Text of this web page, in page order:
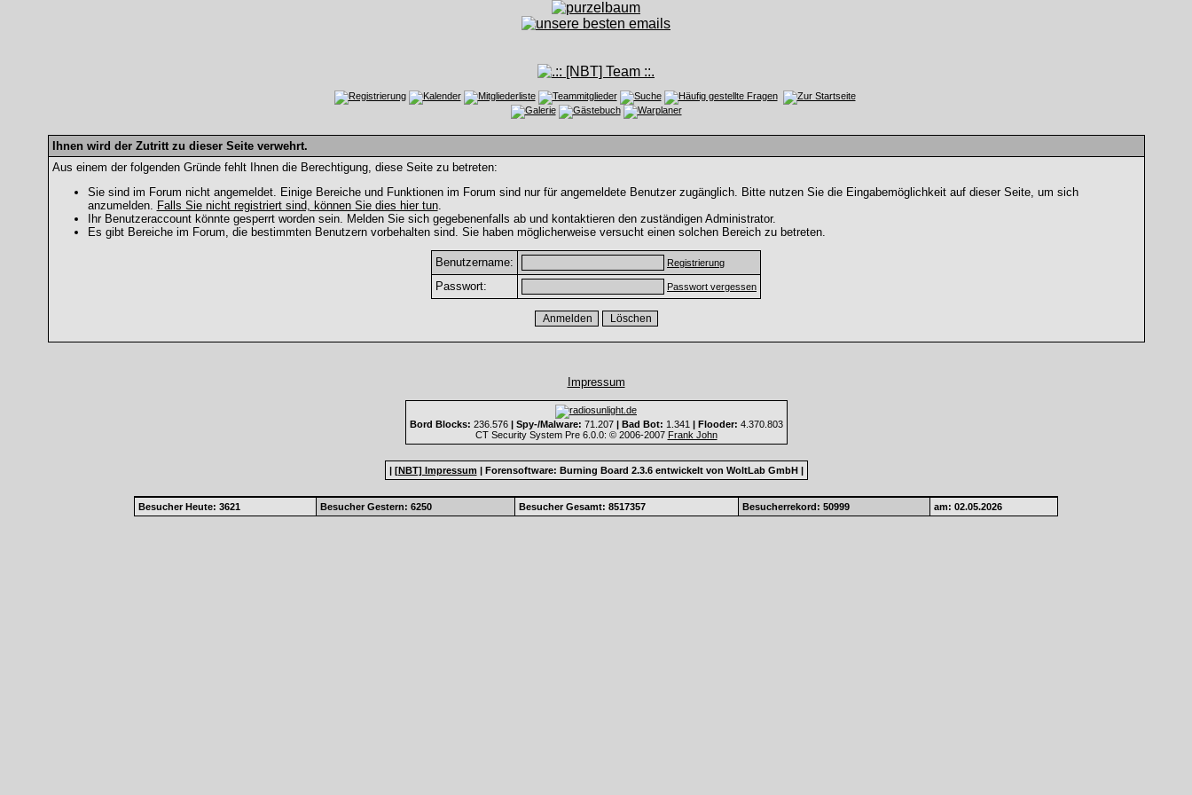
Ihnen wird der Zutritt zu dieser Seite verwehrt.
Aus einem der folgenden Gründe fehlt Ihnen die Berechtigung, diese Seite zu betreten:
Sie sind im Forum nicht angemeldet. Einige Bereiche und Funktionen im Forum sind nur für angemeldete Benutzer zugänglich. Bitte nutzen Sie die Eingabemöglichkeit auf dieser Seite, um sich
anzumelden. Falls Sie nicht registriert sind, können Sie dies hier tun.
Ihr Benutzeraccount könnte gesperrt worden sein. Melden Sie sich gegebenenfalls ab und kontaktieren den zuständigen Administrator.
Es gibt Bereiche im Forum, die bestimmten Benutzern vorbehalten sind. Sie haben möglicherweise versucht einen solchen Bereich zu betreten.
Benutzername: Registrierung
Passwort: Passwort vergessen
Impressum
Bord Blocks: 236.576 | Spy-/Malware: 71.207 | Bad Bot: 1.341 | Flooder: 4.370.803
CT Security System Pre 6.0.0: © 2006-2007 Frank John
| [NBT] Impressum | Forensoftware: Burning Board 2.3.6entwickelt von WoltLab GmbH|
Besucher Heute: 3621 Besucher Gestern: 6250 Besucher Gesamt: 8517357 Besucherrekord: 50999 am: 02.05.2026